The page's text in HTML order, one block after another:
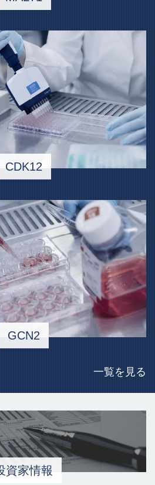
CDK12
GCN2
一覧を見る
資家情報